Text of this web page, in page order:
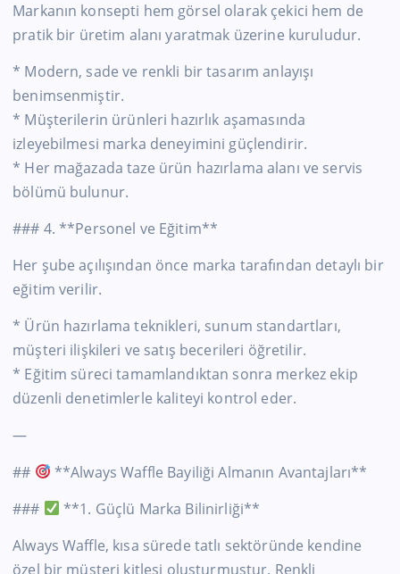
Markanın konsepti hem görsel olarak çekici hem de
pratik bir üretim alanı yaratmak üzerine kuruludur.
* Modern, sade ve renkli bir tasarım anlayışı
benimsenmiştir.
* Müşterilerin ürünleri hazırlık aşamasında
izleyebilmesi marka deneyimini güçlendirir.
* Her mağazada taze ürün hazırlama alanı ve servis
bölümü bulunur.
### 4. **Personel ve Eğitim**
Her şube açılışından önce marka tarafından detaylı bir
eğitim verilir.
* Ürün hazırlama teknikleri, sunum standartları,
müşteri ilişkileri ve satış becerileri öğretilir.
* Eğitim süreci tamamlandıktan sonra merkez ekip
düzenli denetimlerle kaliteyi kontrol eder.
—
##
**Always Waffle Bayiliği Almanın Avantajları**
###
**1. Güçlü Marka Bilinirliği**
Always Waffle, kısa sürede tatlı sektöründe kendine
özel bir müşteri kitlesi oluşturmuştur. Renkli